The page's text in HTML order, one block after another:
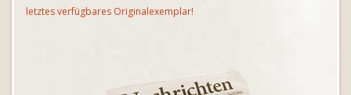
letztes verfügbares Originalexemplar!